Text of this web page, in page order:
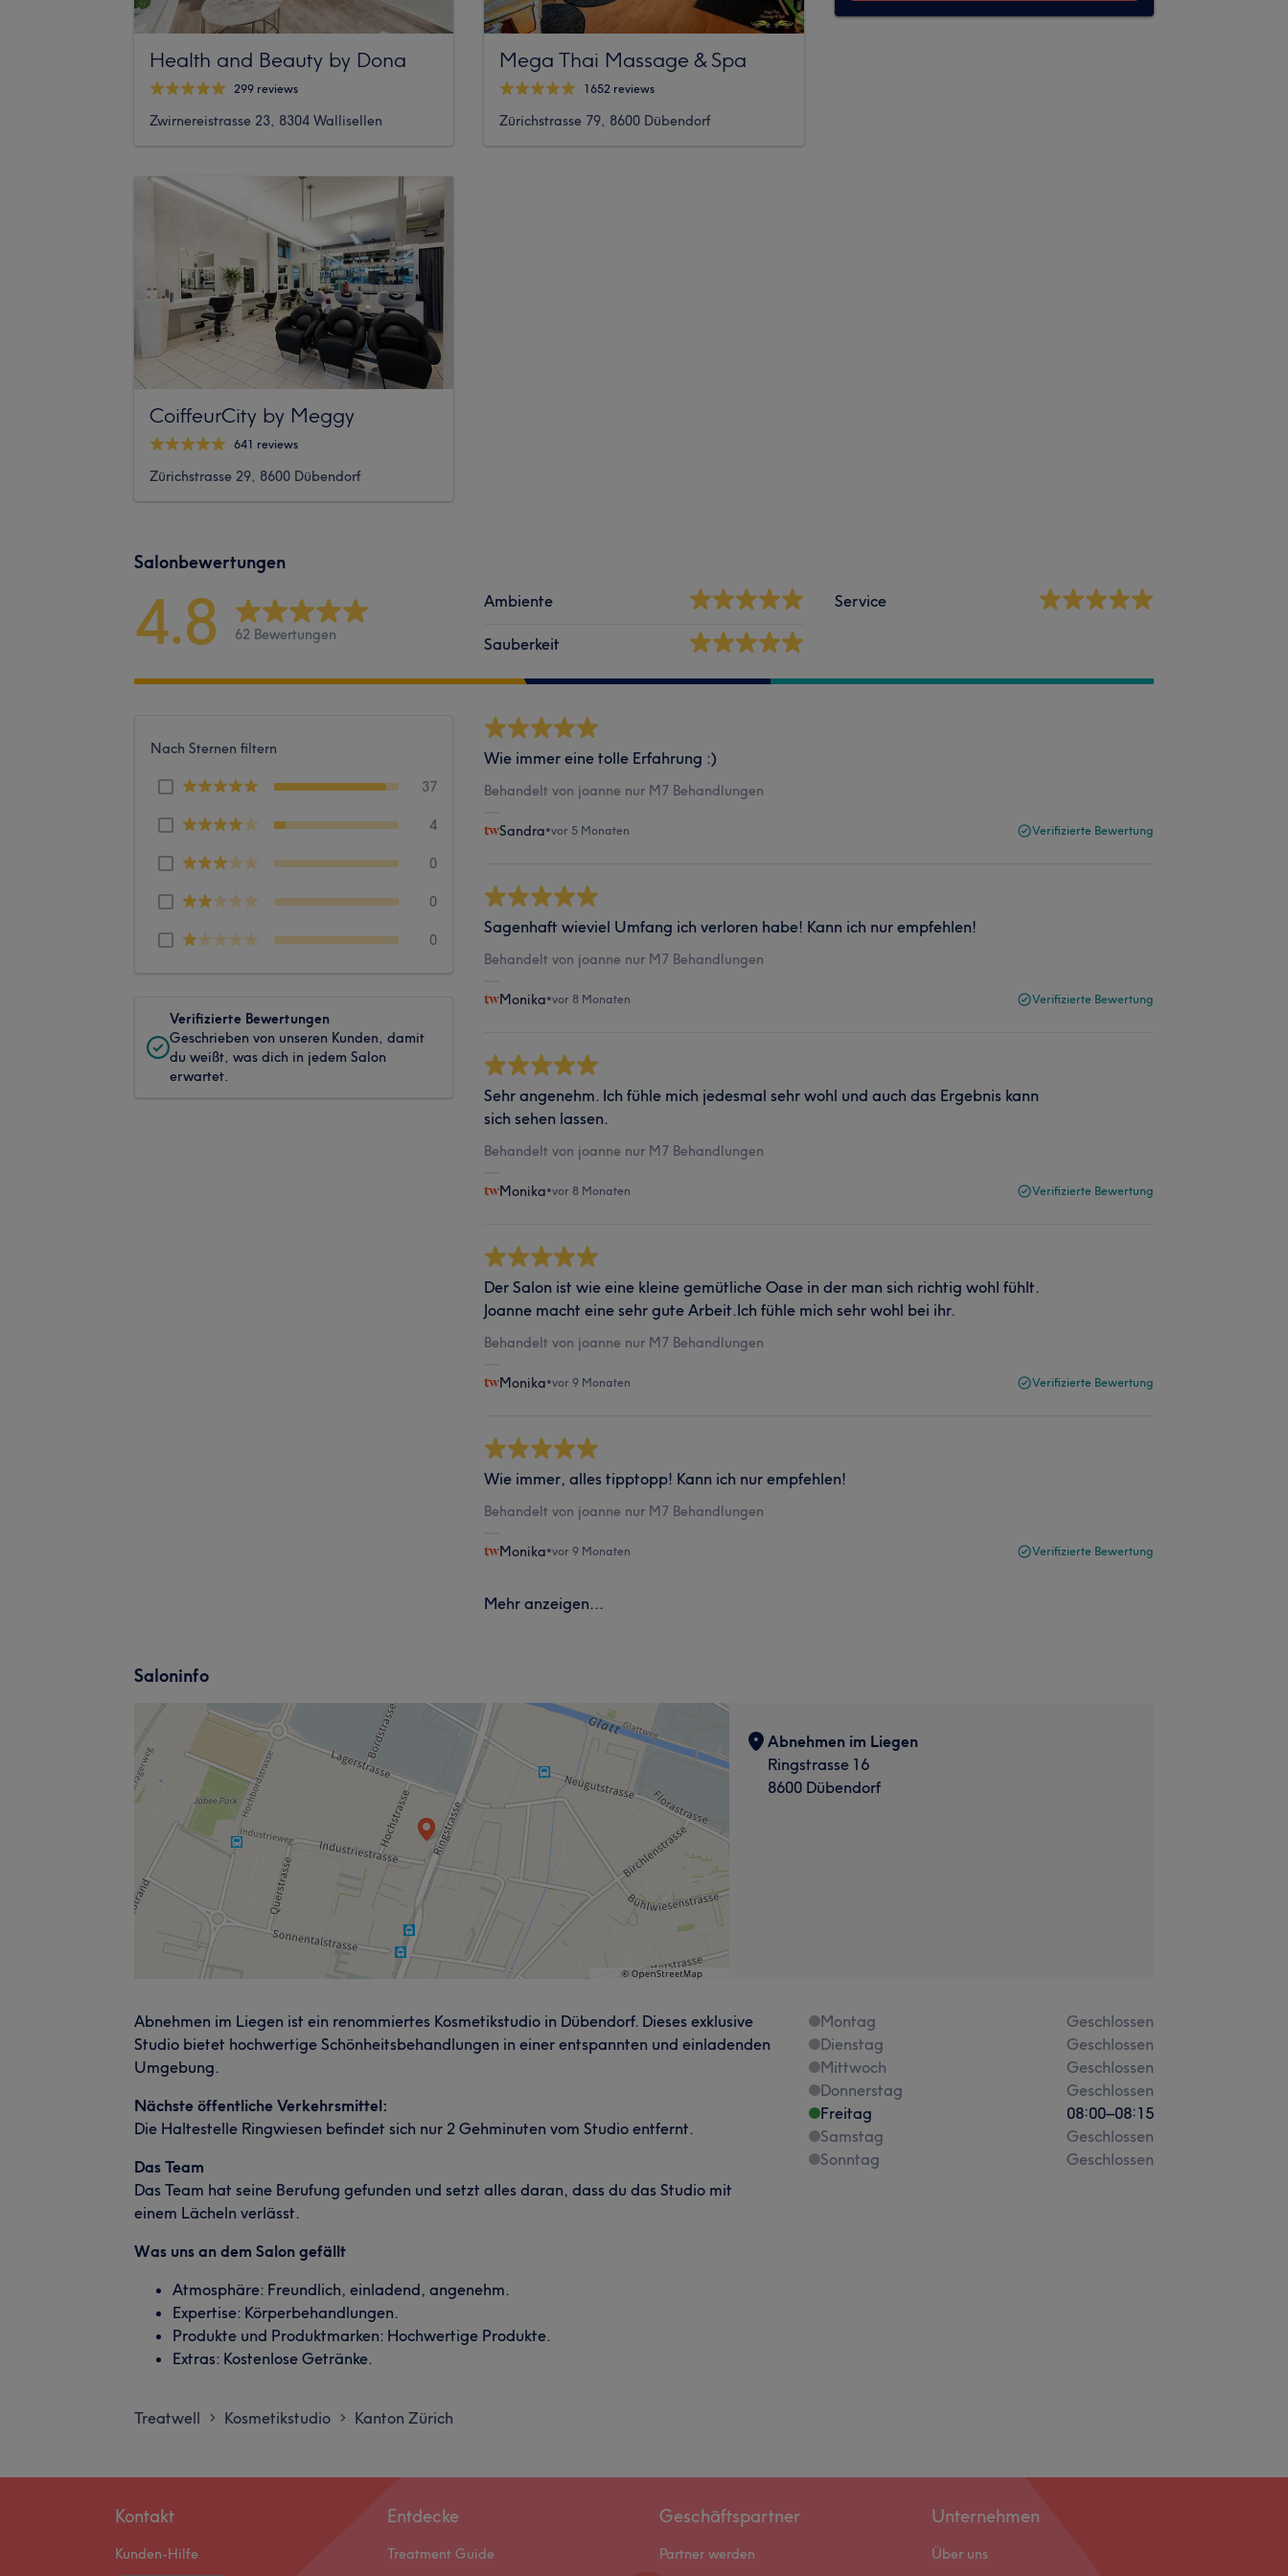
Health and Beauty by Dona
299 reviews
Zwirnereistrasse 23, 8304 Wallisellen
CoiffeurCity by Meggy
641 reviews
Zürichstrasse 29, 8600 Dübendorf
Mega Thai Massage & Spa
1652 reviews
Zürichstrasse 79, 8600 Dübendorf
Salonbewertungen
4.8 62 Bewertungen
Ambiente
Sauberkeit
Service
Nach Sternen filtern
37
4
0
0
0
Verifizierte Bewertungen
Geschrieben von unseren Kunden, damit
du weißt, was dich in jedem Salon
erwartet.
Wie immer eine tolle Erfahrung :)
Behandelt von joanne nur M7 Behandlungen
Sandra•vor 5 Monaten Verifizierte Bewertung
Sagenhaft wieviel Umfang ich verloren habe! Kann ich nur empfehlen!
Behandelt von joanne nur M7 Behandlungen
Monika•vor 8 Monaten Verifizierte Bewertung
Sehr angenehm. Ich fühle mich jedesmal sehr wohl und auch das Ergebnis kann
sich sehen lassen.
Behandelt von joanne nur M7 Behandlungen
Monika•vor 8 Monaten Verifizierte Bewertung
Der Salon ist wie eine kleine gemütliche Oase in der man sich richtig wohl fühlt.
Joanne macht eine sehr gute Arbeit.Ich fühle mich sehr wohl bei ihr.
Behandelt von joanne nur M7 Behandlungen
Monika•vor 9 Monaten Verifizierte Bewertung
Wie immer, alles tipptopp! Kann ich nur empfehlen!
Behandelt von joanne nur M7 Behandlungen
Monika•vor 9 Monaten Verifizierte Bewertung
Mehr anzeigen...
Saloninfo
Abnehmen im Liegen
Ringstrasse 16
8600 Dübendorf
Abnehmen im Liegen ist ein renommiertes Kosmetikstudio in Dübendorf. Dieses exklusive
Studio bietet hochwertige Schönheitsbehandlungen in einer entspannten und einladenden
Umgebung.
Nächste öffentliche Verkehrsmittel:
Die Haltestelle Ringwiesen befindet sich nur 2 Gehminuten vom Studio entfernt.
Das Team
Das Team hat seine Berufung gefunden und setzt alles daran, dass du das Studio mit
einem Lächeln verlässt.
Was uns an dem Salon gefällt
Atmosphäre: Freundlich, einladend, angenehm.
Expertise: Körperbehandlungen.
Produkte und Produktmarken: Hochwertige Produkte.
Extras: Kostenlose Getränke.
Montag
Geschlossen
Dienstag
Geschlossen
Mittwoch
Geschlossen
Donnerstag
Geschlossen
Freitag
08:00–08:15
Samstag
Geschlossen
Sonntag
Geschlossen
Treatwell > Kosmetikstudio > Kanton Zürich
Kontakt
Kunden-Hilfe
Entdecke
Treatment Guide
Geschäftspartner
Partner werden
Unternehmen
Über uns